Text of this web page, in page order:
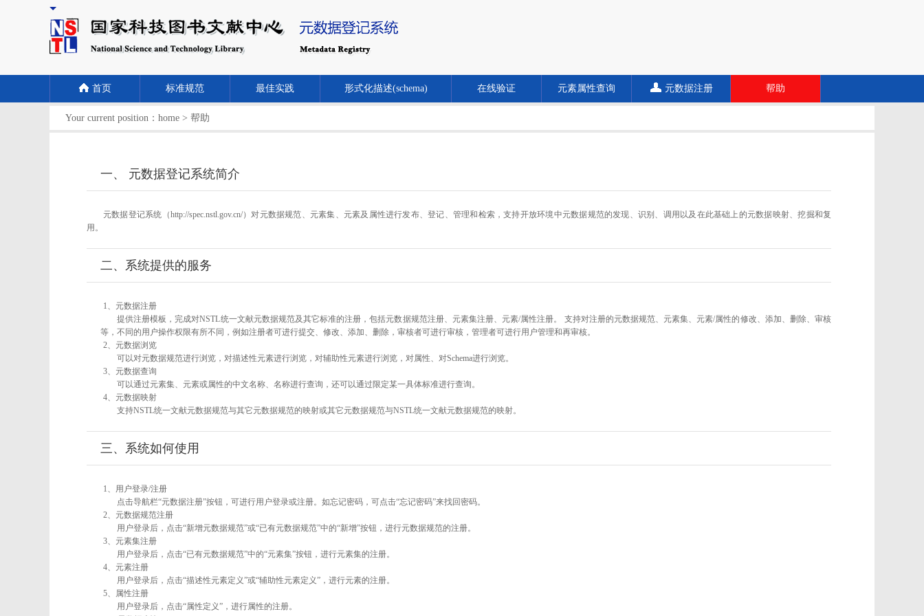
首页 标准规范 最佳实践 形式化描述(schema) 在线验证 元素属性查询 元数据注册 帮助
Your current position： home > 帮助
一、 元数据登记系统简介
元数据登记系统（http://spec.nstl.gov.cn/）对元数据规范、元素集、元素及属性进行发布、登记、管理和检索，支持开放环境中元数据规范的发现、识别、调用以及在此基础上的元数据映射、挖掘和复
用。
二、系统提供的服务
1、元数据注册
提供注册模板，完成对NSTL统一文献元数据规范及其它标准的注册，包括元数据规范注册、元素集注册、元素/属性注册。 支持对注册的元数据规范、元素集、元素/属性的修改、添加、删除、审核
等，不同的用户操作权限有所不同，例如注册者可进行提交、修改、添加、删除，审核者可进行审核，管理者可进行用户管理和再审核。
2、元数据浏览
可以对元数据规范进行浏览，对描述性元素进行浏览，对辅助性元素进行浏览，对属性、对Schema进行浏览。
3、元数据查询
可以通过元素集、元素或属性的中文名称、名称进行查询，还可以通过限定某一具体标准进行查询。
4、元数据映射
支持NSTL统一文献元数据规范与其它元数据规范的映射或其它元数据规范与NSTL统一文献元数据规范的映射。
三、系统如何使用
1、用户登录/注册
点击导航栏“元数据注册”按钮，可进行用户登录或注册。如忘记密码，可点击“忘记密码”来找回密码。
2、元数据规范注册
用户登录后，点击“新增元数据规范”或“已有元数据规范”中的“新增”按钮，进行元数据规范的注册。
3、元素集注册
用户登录后，点击“已有元数据规范”中的“元素集”按钮，进行元素集的注册。
4、元素注册
用户登录后，点击“描述性元素定义”或“辅助性元素定义”，进行元素的注册。
5、属性注册
用户登录后，点击“属性定义”，进行属性的注册。